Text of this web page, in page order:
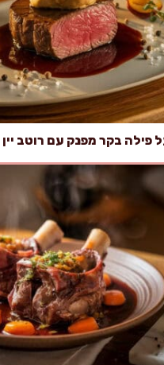
פילה בקר מפנק עם רוטב